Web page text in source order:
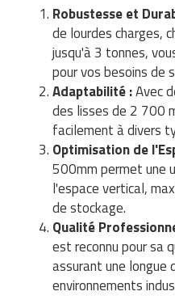
Tuyau renforcé
Ventilateurs et aération
Jeu gymnique
Loisirs
Matériel de fitness
Matériel de musculation
Vêtement sportif
Réfrigérateur
Restauration foraine
Robinetterie
Rôtisserie
Sautause professionnelle
Table de cuisson
Tables de préparation
Ustensile de cuisine
Robustesse et
de lourdes charges,
jusqu'à 3 tonnes,
pour vos besoins de
Adaptabilité :Avec
des lisses de 2 700
facilement à divers
Optimisation de
500mm permet une
l'espace vertical,
de stockage.
Qualité
est reconnu pour sa
assurant une longue
environnements